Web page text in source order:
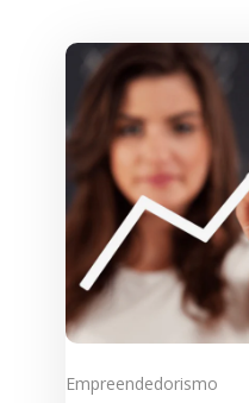
Empreendedorismo